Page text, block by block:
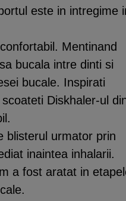
este in intregime
Mentinand
bucala intre dinti si
bucale. Inspirati
Diskhaler-ul
blisterul urmator prin
inaintea inhalarii.
a fost aratat in